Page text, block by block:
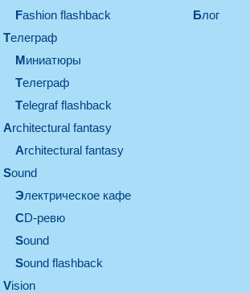
Fashion flashback
телеграф
миниатюры
телеграф
Telegraf flashback
architectural fantasy
architectural fantasy
sound
электрическое кафе
CD-ревю
sound
Sound flashback
vision
Блог